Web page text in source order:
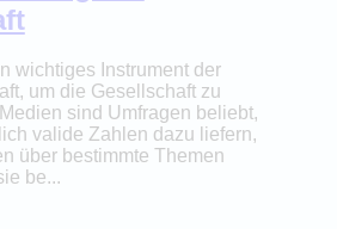
wichtiges Instrument der
um die Gesellschaft zu
sind Umfragen beliebt,
valide Zahlen dazu liefern,
über bestimmte Themen
be...